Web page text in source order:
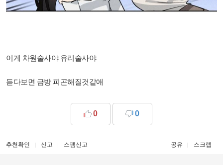
이게 차원술사야 유리술사야
듣다보면 금방 피곤해질것같애
0 0
추천확인 신고 스팸신고 공유 스크랩